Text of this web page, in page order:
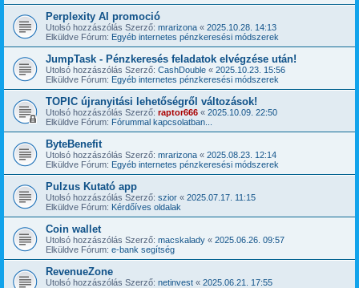
Perplexity AI promoció
Utolsó hozzászólás Szerző: mrarizona « 2025.10.28. 14:13
Elküldve Fórum: Egyéb internetes pénzkeresési módszerek
JumpTask - Pénzkeresés feladatok elvégzése után!
Utolsó hozzászólás Szerző: CashDouble « 2025.10.23. 15:56
Elküldve Fórum: Egyéb internetes pénzkeresési módszerek
TOPIC újranyitási lehetőségről változások!
Utolsó hozzászólás Szerző: raptor666 « 2025.10.09. 22:50
Elküldve Fórum: Fórummal kapcsolatban...
ByteBenefit
Utolsó hozzászólás Szerző: mrarizona « 2025.08.23. 12:14
Elküldve Fórum: Egyéb internetes pénzkeresési módszerek
Pulzus Kutató app
Utolsó hozzászólás Szerző: szior « 2025.07.17. 11:15
Elküldve Fórum: Kérdőíves oldalak
Coin wallet
Utolsó hozzászólás Szerző: macskalady « 2025.06.26. 09:57
Elküldve Fórum: e-bank segítség
RevenueZone
Utolsó hozzászólás Szerző: netinvest « 2025.06.21. 17:55